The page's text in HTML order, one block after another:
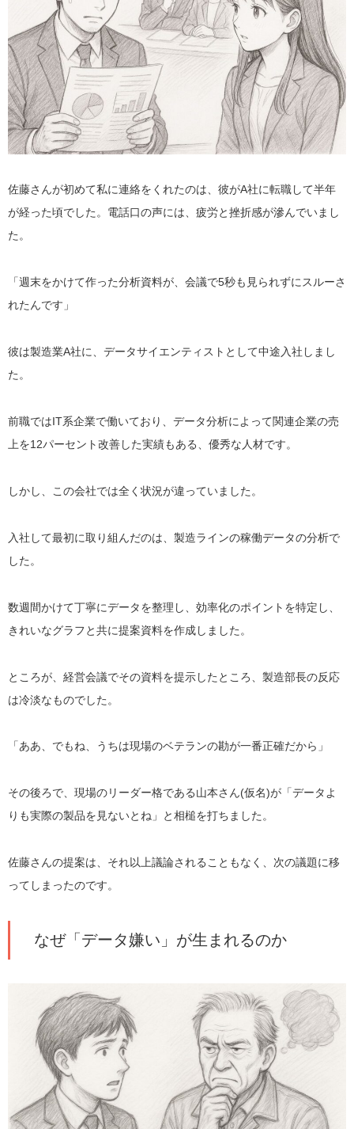
佐藤さんが初めて私に連絡をくれたのは、彼がA社に転職して半年
が経った頃でした。電話口の声には、疲労と挫折感が滲んでいまし
た。
「週末をかけて作った分析資料が、会議で5秒も見られずにスルーさ
れたんです」
彼は製造業A社に、データサイエンティストとして中途入社しまし
た。
前職ではIT系企業で働いており、データ分析によって関連企業の売
上を12パーセント改善した実績もある、優秀な人材です。
しかし、この会社では全く状況が違っていました。
入社して最初に取り組んだのは、製造ラインの稼働データの分析で
した。
数週間かけて丁寧にデータを整理し、効率化のポイントを特定し、
きれいなグラフと共に提案資料を作成しました。
ところが、経営会議でその資料を提示したところ、製造部長の反応
は冷淡なものでした。
「ああ、でもね、うちは現場のベテランの勘が一番正確だから」
その後ろで、現場のリーダー格である山本さん(仮名)が「データよ
りも実際の製品を見ないとね」と相槌を打ちました。
佐藤さんの提案は、それ以上議論されることもなく、次の議題に移
ってしまったのです。
なぜ「データ嫌い」が生まれるのか